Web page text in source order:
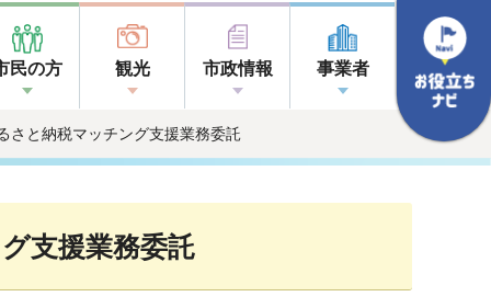
民の方 観光 市政情報 事業者
さと納税マッチング支援業務委託
支援業務委託